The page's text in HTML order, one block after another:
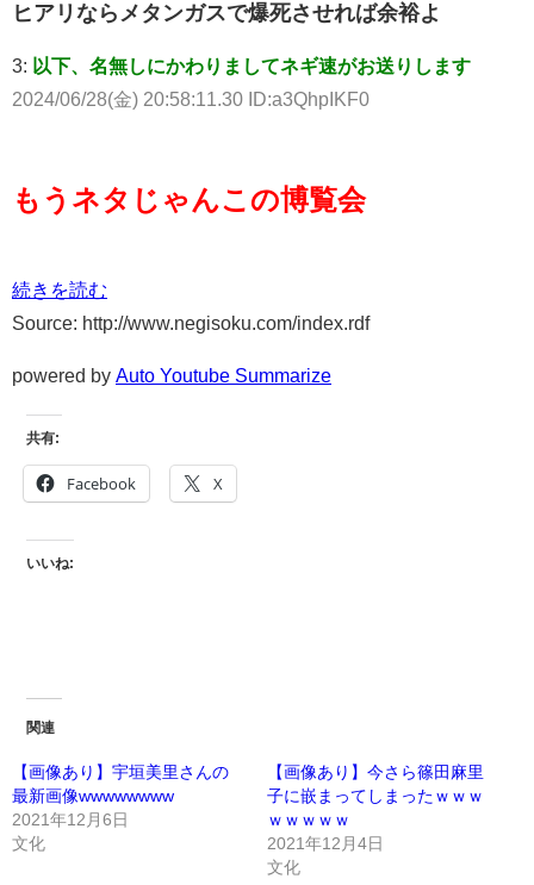
ヒアリならメタンガスで爆死させれば余裕よ
3: 以下、名無しにかわりましてネギ速がお送りします
2024/06/28(金) 20:58:11.30 ID:a3QhpIKF0
もうネタじゃんこの博覧会
続きを読む
Source: http://www.negisoku.com/index.rdf
powered by Auto Youtube Summarize
共有:
Facebook X
いいね:
関連
【画像あり】宇垣美里さんの
最新画像wwwwwwww
2021年12月6日
文化
【画像あり】今さら篠田麻里
子に嵌まってしまったｗｗｗ
ｗｗｗｗｗ
2021年12月4日
文化